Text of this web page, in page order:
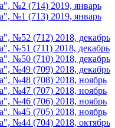
№2 (714) 2019, январь
№1 (713) 2019, январь
№52 (712) 2018, декабрь
№51 (711) 2018, декабрь
№50 (710) 2018, декабрь
№49 (709) 2018, декабрь
№48 (708) 2018, ноябрь
№47 (707) 2018, ноябрь
№46 (706) 2018, ноябрь
№45 (705) 2018, ноябрь
№44 (704) 2018, октябрь